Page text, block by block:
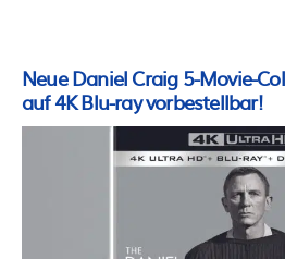
Neue Daniel Craig 5-Movie-
auf 4K Blu-ray vorbestellbar!